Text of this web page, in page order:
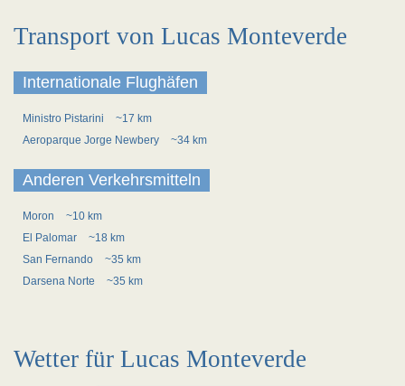
Transport von Lucas Monteverde
Internationale Flughäfen
Ministro Pistarini
~17 km
Aeroparque Jorge Newbery
~34 km
Anderen Verkehrsmitteln
Moron
~10 km
El Palomar
~18 km
San Fernando
~35 km
Darsena Norte
~35 km
Wetter für Lucas Monteverde